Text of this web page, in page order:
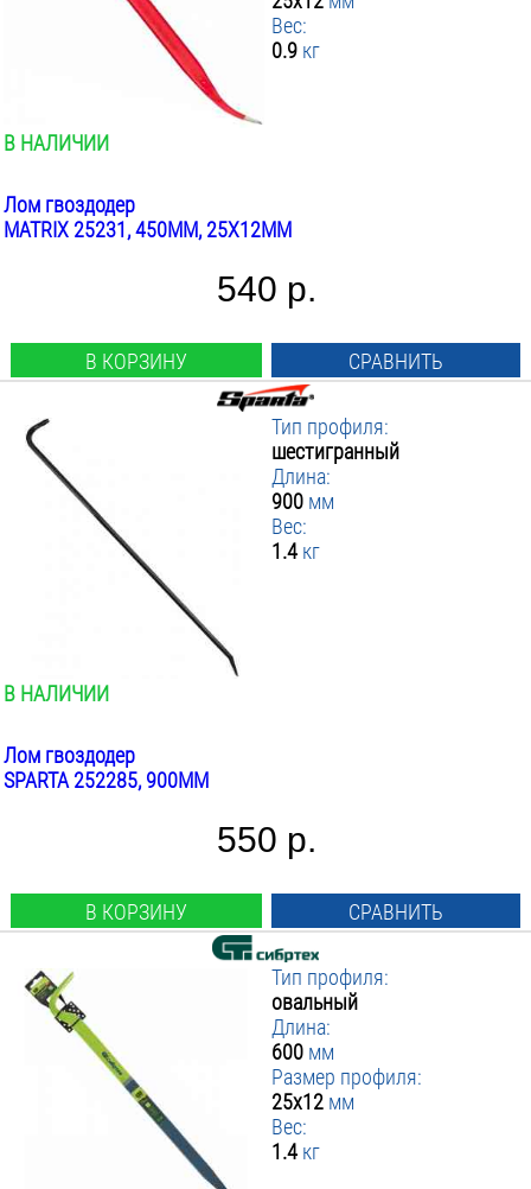
Вес:
0.9 кг
В НАЛИЧИИ
Лом гвоздодер
MATRIX 25231, 450ММ, 25X12ММ
540 р.
В КОРЗИНУ СРАВНИТЬ
Тип профиля:
шестигранный
Длина:
900 мм
Вес:
1.4 кг
В НАЛИЧИИ
Лом гвоздодер
SPARTA 252285, 900ММ
550 р.
В КОРЗИНУ СРАВНИТЬ
Тип профиля:
овальный
Длина:
600 мм
Размер профиля:
25x12 мм
Вес:
1.4 кг